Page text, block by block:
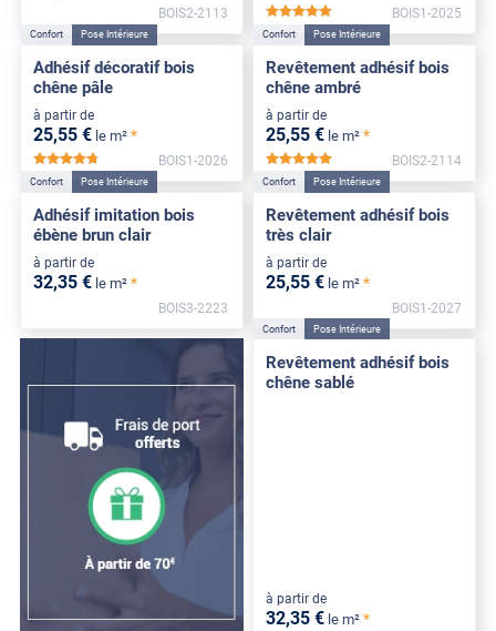
BOIS2-2113 BOIS1-2025
Confort Pose Intérieure
Adhésif décoratif bois
chêne pâle
à partir de
25,55 € le m² *
*****
BOIS1-2026
Confort Pose Intérieure
Revêtement adhésif bois
chêne ambré
à partir de
25,55 € le m² *
BOIS2-2114
Confort Pose Intérieure
Adhésif imitation bois
ébène brun clair
à partir de
32,35 € le m² *
BOIS3-2223
Confort Pose Intérieure
Revêtement adhésif bois
très clair
à partir de
25,55 € le m² *
BOIS1-2027
Confort Pose Intérieure
Revêtement adhésif bois
chêne sablé
à partir de
32,35 € le m² *